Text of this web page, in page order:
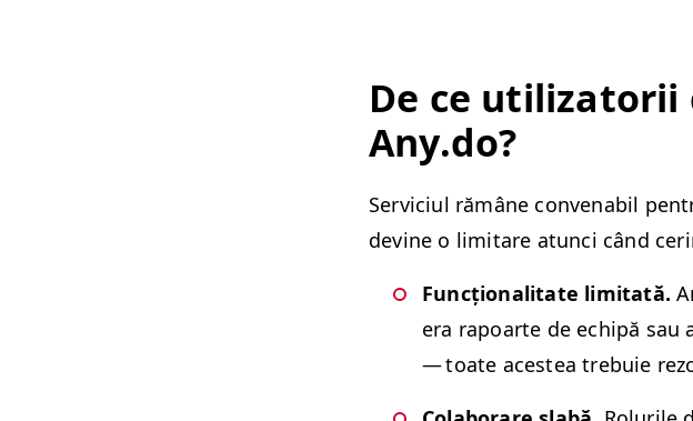
De ce
Any​.do?
Ser­vi­ci­ul rămâne con­ven­abil
devine o lim­itare atun­ci când
Funcțion­al­i­tate lim­i­tată.
era rapoarte de echipă
— toate aces­tea tre­buie